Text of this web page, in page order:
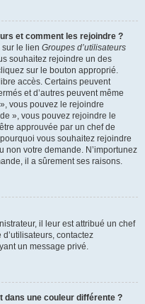
et comment les rejoindre ?
le lien Groupes d’utilisateurs
souhaitez rejoindre un des
sur le bouton approprié.
accès. Certains peuvent
et d’autres peuvent même
vous pouvez le rejoindre
», vous pouvez rejoindre le
approuvée par un chef de
vous souhaitez rejoindre
non votre demande. N’importunez
il a sûrement ses raisons.
il leur est attribué un chef
contactez
un message privé.
une couleur différente ?